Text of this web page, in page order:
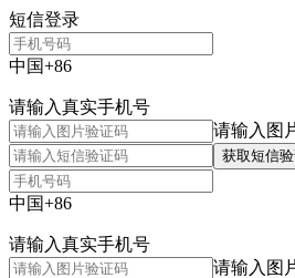
短信登录
中国+86
请输入真实手机号
请输入图
获取短信
中国+86
请输入真实手机号
请输入图